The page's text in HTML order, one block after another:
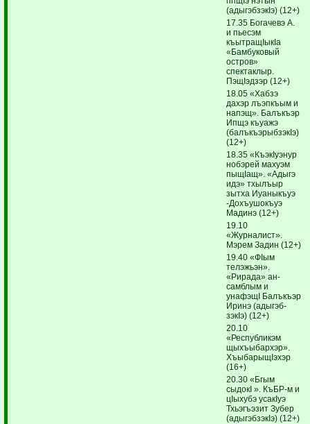
(адыгэбзэкIэ) (12+)
17.35 Богачевэ А.
и пьесэм
къытращIыкIа
«Бамбуковый
остров»
спектаклыр.
ПэщIэдзэр (12+)
18.05 «Хабзэ
дахэр лъэпкъым и
напэщ». Балъкъэр
Ипщэ къуажэ
(балъкъэрыбзэкIэ)
(12+)
18.35 «КъэкIуэнур
нобэрей ма­хуэм
пыщIащ». «Адыгэ
идэ» тхылъыр
зытха Иуаныкъуэ
-Дохъушокъуэ
Мадинэ (12+)
19.10
«Журналист».
Мэрем Задин (12+)
19.40 «ФIым
телэжьэн».
«Рирада» ан­
самблым и
унафэщI Балъ­къэр
Иринэ (ады­гэб­
зэкIэ) (12+)
20.10
«Республикэм
щыхъыбархэр».
ХъыбарыщIэхэр
(16+)
20.30 «Бгым
сыдокI ». КъБР-м и
цIыхубэ усакIуэ
Тхьэгъэзит Зубер
(адыгэбзэкIэ) (12+)